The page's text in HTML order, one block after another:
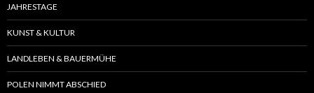
JAHRESTAGE
KUNST & KULTUR
LANDLEBEN & BAUERMÜHE
POLEN NIMMT ABSCHIED